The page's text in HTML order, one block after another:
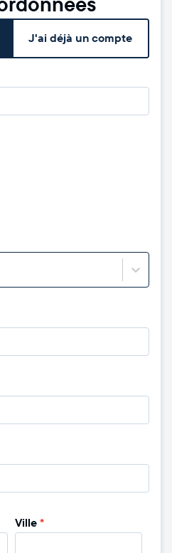
J'ai déjà un compte
Ville *